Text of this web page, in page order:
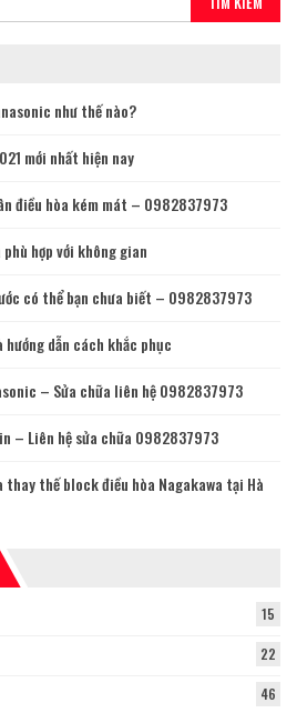
như thế nào?
mới nhất hiện nay
điều hòa kém mát – 0982837973
hợp với không gian
có thể bạn chưa biết – 0982837973
dẫn cách khắc phục
– Sửa chữa liên hệ 0982837973
– Liên hệ sửa chữa 0982837973
thay thế block điều hòa Nagakawa tại Hà
15
22
46